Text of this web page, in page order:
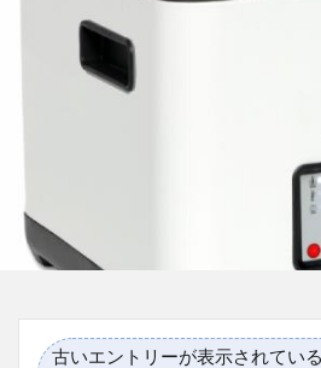
古いエントリーが表示されてい